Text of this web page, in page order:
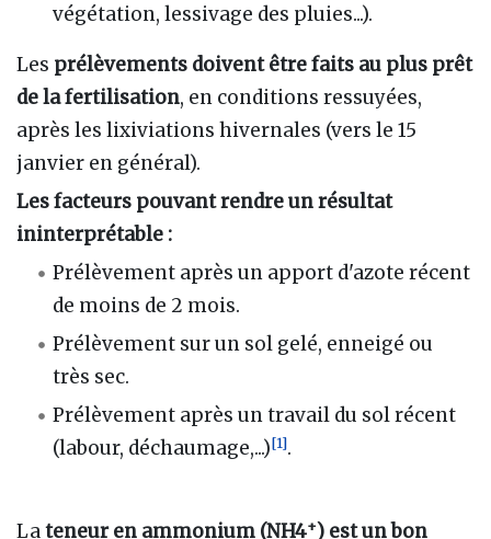
végétation, lessivage des pluies...).
Les prélèvements doivent être faits au plus prêt
de la fertilisation, en conditions ressuyées,
après les lixiviations hivernales (vers le 15
janvier en général).
Les facteurs pouvant rendre un résultat
ininterprétable :
Prélèvement après un apport d'azote récent
de moins de 2 mois.
Prélèvement sur un sol gelé, enneigé ou
très sec.
Prélèvement après un travail du sol récent
(labour, déchaumage,...)[1].
Lateneur en ammonium (NH4+) est un bon